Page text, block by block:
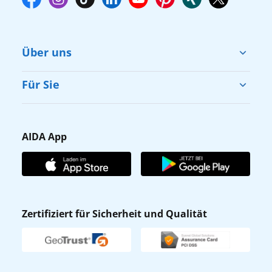
Über uns
Cruise & Help
Karriere
Affiliateprogramm
Verhaltens- & Ethikkodex
Newsletter
Für Sie
Gästefragebogen
AIDA Club
AIDA App
AIDA App
Zertifiziert für Sicherheit und Qualität